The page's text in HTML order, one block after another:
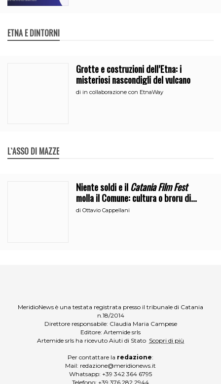
ETNA E DINTORNI
Grotte e costruzioni dell’Etna: i
misteriosi nascondigli del vulcano
di in collaborazione con EtnaWay
L`ASSO DI MAZZE
Niente soldi e ilCatania Film Fest
molla il Comune: cultura o broru di
ciciri?
diOttavio Cappellani
MeridioNews è una testata registrata presso il tribunale di Catania
n.18/2014
Direttore responsabile: Claudia Maria Campese
Editore: Artemide srls
Artemide srls ha ricevuto Aiuti di Stato Scopri di più
Per contattare la redazione:
Mail: redazione@meridionews.it
Whatsapp: +39 342 364 6795
Telefono: +39 376 282 2944